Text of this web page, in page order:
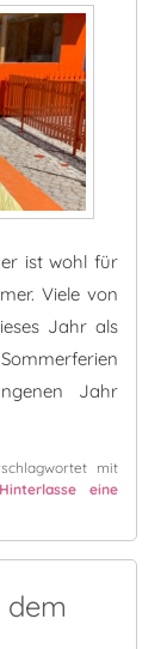
ist wohl für
Viele von
Jahr als
Jahr
ist gerettet
mit
Hinterlasse eine
dem